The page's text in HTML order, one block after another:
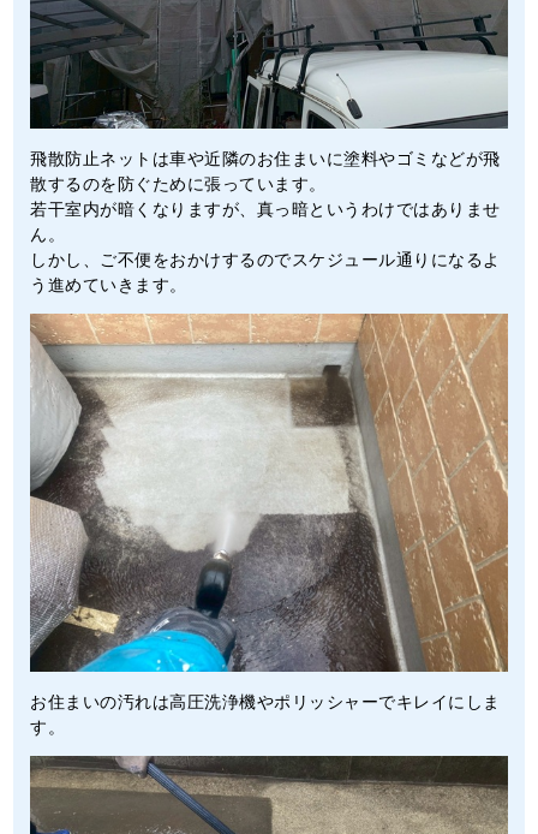
飛散防止ネットは車や近隣のお住まいに塗料やゴミなどが飛
散するのを防ぐために張っています。
若干室内が暗くなりますが、真っ暗というわけではありませ
ん。
しかし、ご不便をおかけするのでスケジュール通りになるよ
う進めていきます。
お住まいの汚れは高圧洗浄機やポリッシャーでキレイにしま
す。